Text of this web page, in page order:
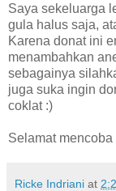
Saya sekeluarga
gula halus saja,
Karena donat ini
menambahkan
sebagainya
juga suka ingin
coklat :)
Selamat
Ricke Indriani at